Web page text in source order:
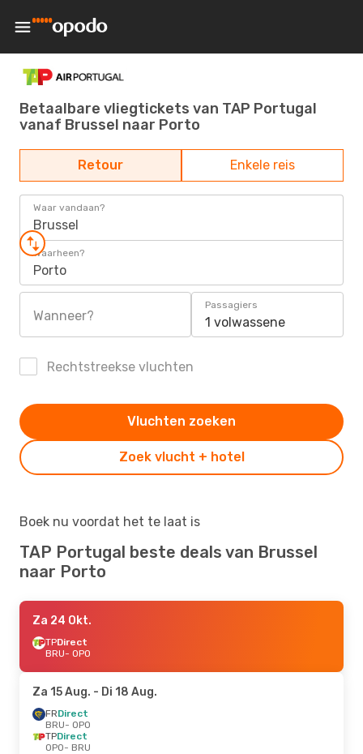
Betaalbare vliegtickets van TAP Portugal
vanaf Brussel naar Porto
Retour Enkele reis
Waar vandaan?
Brussel
Waarheen?
Porto
Wanneer?
Passagiers
1 volwassene
Rechtstreekse vluchten
Zoek vlucht + hotel
Vluchten zoeken
Boek nu voordat het te laat is
TAP Portugal beste deals van Brussel
naar Porto
Za 24 Okt.
TPDirect
BRU- OPO
Za 15 Aug. - Di 18 Aug.
FRDirect
BRU- OPO
TPDirect
OPO- BRU